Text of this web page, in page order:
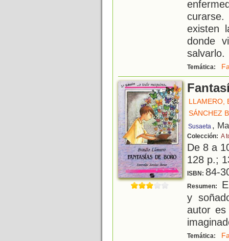
curarse.
existen
donde
salvarlo.
Temática:
LLAMERO,
SÁNCHEZ
Susaeta ,
Colección: A
De 8 a
128 p.;
ISBN: 84-
Resumen:
y
autor
Temática: